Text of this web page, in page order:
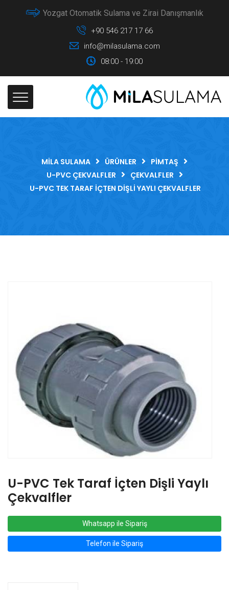
Yozgat Otomatik Sulama ve Zirai Danışmanlık
+90 546 217 17 66
info@milasulama.com
08:00 - 19:00
MILA SULAMA ÜRÜNLER
PIMTAŞ
U-PVC ÇEKVALFLER
ÇEKVALFLER
U-PVC TEK TARAF İÇTEN DIŞLI YAYLI ÇEKVALFLER
U-PVC Tek Taraf İçten Dişli Yaylı
Çekvalfler
Whatsapp ile Sipariş
Telefon ile Sipariş